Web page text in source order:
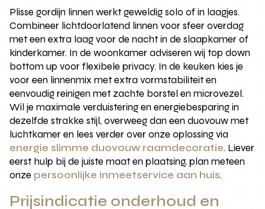
Plisse gordijn linnen werkt geweldig solo of in laagjes.
Combineer lichtdoorlatend linnen voor sfeer overdag
met een extra laag voor de nacht in de slaapkamer of
kinderkamer. In de woonkamer adviseren wij top down
bottom up voor flexibele privacy. In de keuken kies je
voor een linnenmix met extra vormstabiliteit en
eenvoudig reinigen met zachte borstel en microvezel.
Wil je maximale verduistering en energiebesparing in
dezelfde strakke stijl, overweeg dan een duovouw met
luchtkamer en lees verder over onze oplossing via
energie slimme duovouw raamdecoratie. Liever
eerst hulp bij de juiste maat en plaatsing, plan meteen
onze persoonlijke inmeetservice aan huis.
Prijsindicatie onderhoud en